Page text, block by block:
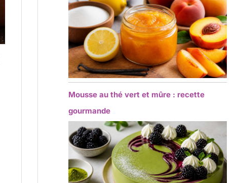
Mousse au thé vert et mûre : recette
gourmande